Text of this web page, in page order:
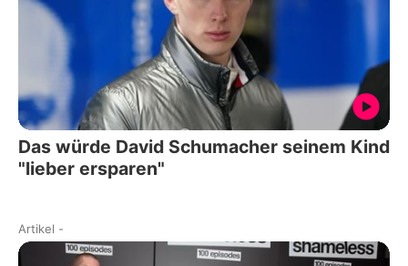
Das würde David Schumacher seinem Kind
"lieber ersparen"
Artikel -